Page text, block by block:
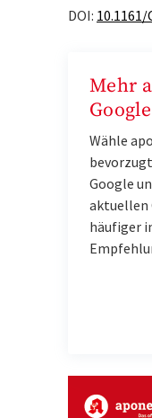
DOI: 10.1161/
Mehr
Google
Wähle
Google
aktuellen
häufiger